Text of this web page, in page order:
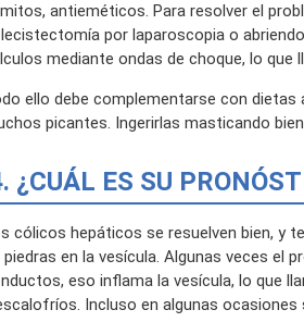
antieméticos. Para resolver el
por laparoscopia o
mediante ondas de choque, lo que
ello debe complementarse con dietas
picantes. Ingerirlas masticando
¿CUÁL ES SU
cólicos hepáticos se resuelven bien, y
piedras en la vesícula. Algunas veces el
eso inflama la vesícula, lo que
Incluso en algunas